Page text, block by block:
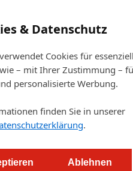
& Datenschutz
Cookies für
– mit Ihrer Zustimmung –
personalisierte Werbung.
finden Sie in unserer
.
Ablehnen
Siezenheim: